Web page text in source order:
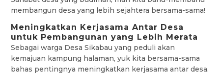
membangun desa yang lebih sejahtera bersama-sama!
Meningkatkan Kerjasama Antar Desa
untuk Pembangunan yang Lebih Merata
Sebagai warga Desa Sikabau yang peduli akan
kemajuan kampung halaman, yuk kita bersama-sama
bahas pentingnya meningkatkan kerjasama antar desa.